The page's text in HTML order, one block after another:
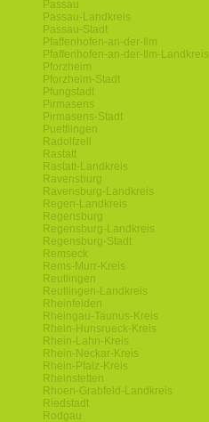
Passau
Passau-Landkreis
Passau-Stadt
Pfaffenhofen-an-der-Ilm
Pfaffenhofen-an-der-Ilm-Landkreis
Pforzheim
Pforzheim-Stadt
Pfungstadt
Pirmasens
Pirmasens-Stadt
Puettlingen
Radolfzell
Rastatt
Rastatt-Landkreis
Ravensburg
Ravensburg-Landkreis
Regen-Landkreis
Regensburg
Regensburg-Landkreis
Regensburg-Stadt
Remseck
Rems-Murr-Kreis
Reutlingen
Reutlingen-Landkreis
Rheinfelden
Rheingau-Taunus-Kreis
Rhein-Hunsrueck-Kreis
Rhein-Lahn-Kreis
Rhein-Neckar-Kreis
Rhein-Pfalz-Kreis
Rheinstetten
Rhoen-Grabfeld-Landkreis
Riedstadt
Rodgau